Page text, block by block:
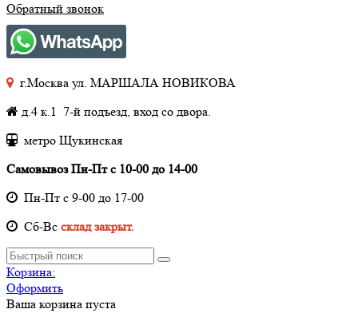
Обратный звонок
г.Москва ул. МАРШАЛА НОВИКОВА
д.4 к.1 7-й подъезд, вход со двора.
метро Щукинская
Самовывоз Пн-Пт с 10-00 до 14-00
Пн-Пт с 9-00 до 17-00
Cб-Вс склад закрыт.
Корзина:
Оформить
Ваша корзина пуста